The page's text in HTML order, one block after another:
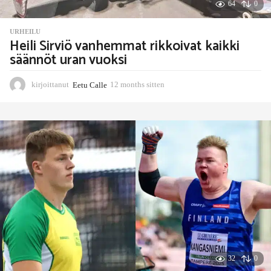
64 0
URHEILU
Heili Sirviö vanhemmat rikkoivat kaikki
säännöt uran vuoksi
kirjoittanut Eetu Calle 12 months sitten
o
s
i
t
t
e
n
32 0